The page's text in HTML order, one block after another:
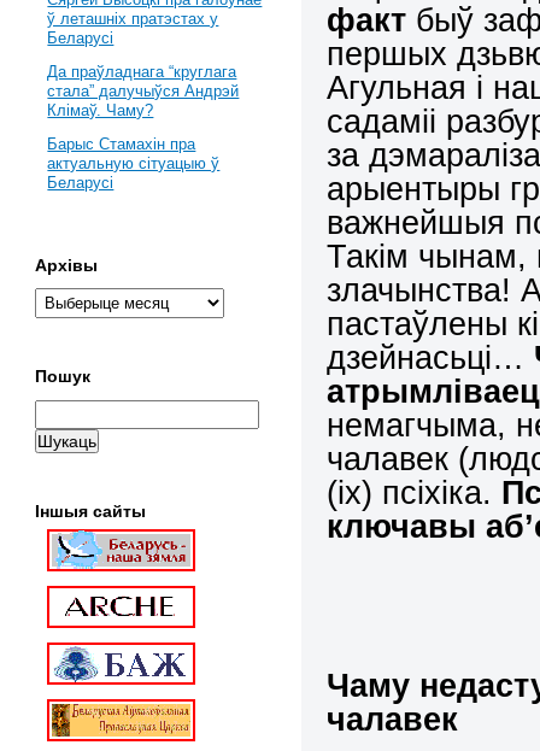
факт быў
першых
Агульная і
садаміі
за
арыентыры
важнейшыя
Такім чынам,
злачынства!
пастаўлены
дзейнасьці…
немагчыма,
чалавек
(іх) псіхіка.
ключавы
Чаму
чалавек
ў леташніх пратэстах у
Беларусі
Да праўладнага “круглага
стала” далучыўся Андрэй
Клімаў. Чаму?
Барыс Стамахін пра
актуальную сітуацыю ў
Беларусі
Архівы
Пошук
Іншыя сайты